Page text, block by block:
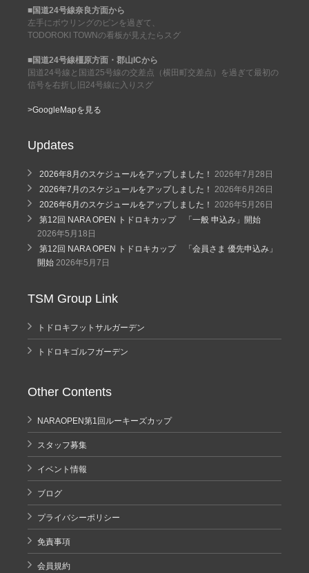
■国道24号線奈良方面から
左手にボウリングのピンを過ぎて、
TODOROKI TOWNの看板が見えたらスグ
■国道24号線橿原方面・郡山ICから
国道24号線と国道25号線の交差点（横田町交差点）を過ぎて最初の
信号を右折し旧24号線に入りスグ
>GoogleMapを見る
Updates
2026年8月のスケジュールをアップしました！ 2026年7月28日
2026年7月のスケジュールをアップしました！ 2026年6月26日
2026年6月のスケジュールをアップしました！ 2026年5月26日
第12回 NARA OPEN トドロキカップ 「一般 申込み」開始
2026年5月18日
第12回 NARA OPEN トドロキカップ 「会員さま 優先申込み」
開始 2026年5月7日
TSM Group Link
トドロキフットサルガーデン
トドロキゴルフガーデン
Other Contents
NARAOPEN第1回ルーキーズカップ
スタッフ募集
イベント情報
ブログ
プライバシーポリシー
免責事項
会員規約